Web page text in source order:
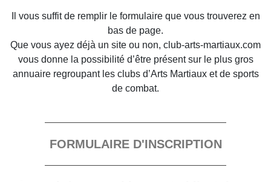
Il vous suffit de remplir le formulaire que vous trouverez en
bas de page.
Que vous ayez déjà un site ou non, club-arts-martiaux.com
vous donne la possibilité d’être présent sur le plus gros
annuaire regroupant les clubs d’Arts Martiaux et de sports
de combat.
FORMULAIRE D'INSCRIPTION